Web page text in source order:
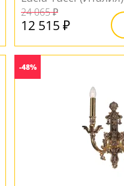
24 065 ₽
12 515 ₽
-48%